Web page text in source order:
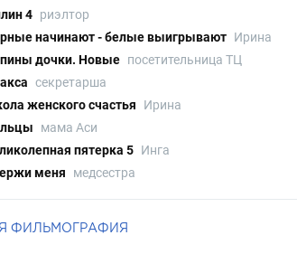
4 риэлтор
начинают - белые выигрывают Ирина
дочки. Новые посетительница ТЦ
секретарша
женского счастья
Ирина
мама Аси
пятерка 5 Инга
меня медсестра
ФИЛЬМОГРАФИЯ